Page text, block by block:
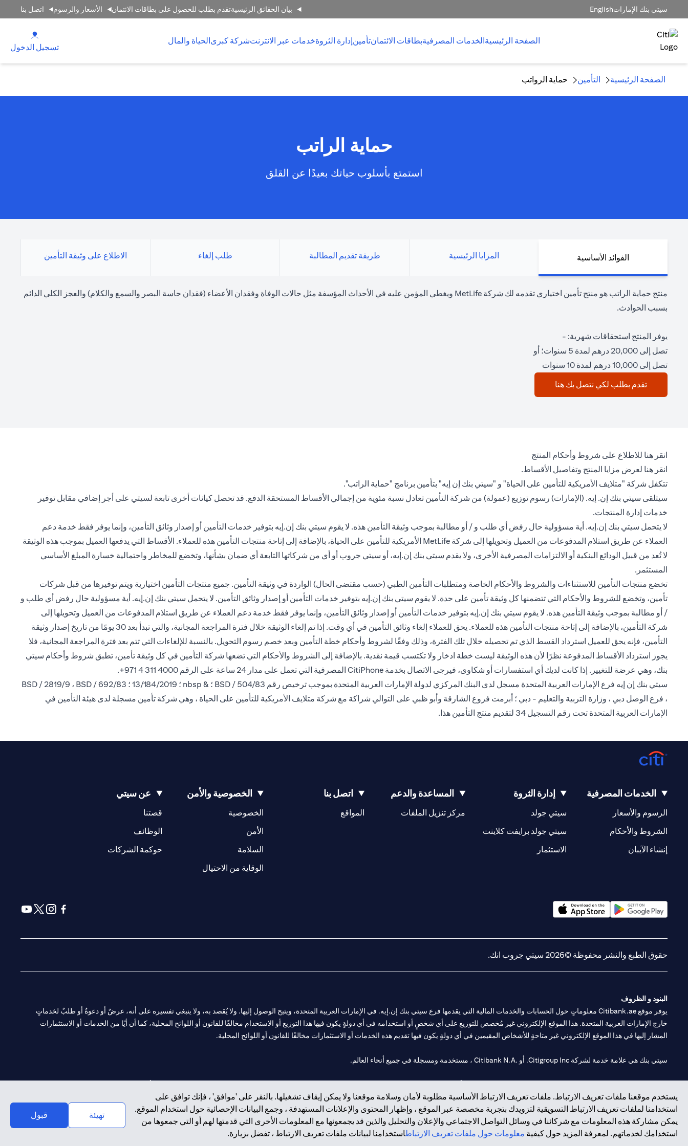
سيتي بنك الإماراتEnglish بيان الحقائق الرئيسيةتقدم بطلب للحصول على بطاقات الائتمان الأسعار والرسوم اتصل بنا
الصفحة الرئيسيةالخدمات المصرفيةبطاقات الائتمانتأمينإدارة الثروةخدمات عبر الانترنتشركة كبرىالحياة والمال
تسجيل الدخول
الصفحة الرئيسية التأمين حماية الرواتب
حماية الراتب
استمتع بأسلوب حياتك بعيدًا عن القلق
الفوائد الأساسية المزايا الرئيسية طريقة تقديم المطالبة طلب إلغاء الاطلاع على وثيقة التأمين
منتج حماية الراتب هو منتج تأمين اختياري تقدمه لك شركة MetLife ويغطي المؤمن عليه في الأحداث المؤسفة مثل حالات الوفاة وفقدان الأعضاء (فقدان حاسة البصر والسمع والكلام) والعجز الكلي الدائم
بسبب الحوادث.
يوفر المنتج استحقاقات شهرية: -
تصل إلى 20,000 درهم لمدة 5 سنوات؛ أو
تصل إلى 10,000 درهم لمدة 10 سنوات
تقدم بطلب لكي نتصل بك هنا
انقر هنا (opens in a new tab)للاطلاع على شروط وأحكام المنتج
انقر هنا (opens in a new tab)لعرض مزايا المنتج وتفاصيل الأقساط.
تتكفل شركة "متلايف الأمريكية للتأمين على الحياة" و "سيتي بنك إن إيه" بتأمين برنامج "حماية الراتب".
سيتلقى سيتي بنك إن. إيه. (الإمارات) رسوم توزيع (عمولة) من شركة التأمين تعادل نسبة مئوية من إجمالي الأقساط المستحقة الدفع. قد تحصل كيانات أخرى تابعة لسيتي على أجر إضافي مقابل توفير
خدمات إدارة المنتجات.
لا يتحمل سيتي بنك إن.إيه. أية مسؤولية حال رفض أي طلب و / أو مطالبة بموجب وثيقة التأمين هذه. لا يقوم سيتي بنك إن.إيه بتوفير خدمات التأمين أو إصدار وثائق التأمين، وإنما يوفر فقط خدمة دعم
العملاء عن طريق استلام المدفوعات من العميل وتحويلها إلى شركة MetLife الأمريكية للتأمين على الحياة، بالإضافة إلى إتاحة منتجات التأمين هذه للعملاء. الأقساط التي يدفعها العميل بموجب هذه الوثيقة
لا تُعد من قبيل الودائع البنكية أو الالتزامات المصرفية الأخرى، ولا يقدم سيتي بنك إن.إيه، أو سيتي جروب أو أي من شركاتها التابعة أي ضمان بشأنها، وتخضع للمخاطر واحتمالية خسارة المبلغ الأساسي
المستثمر.
تخضع منتجات التأمين للاستثناءات والشروط والأحكام الخاصة ومتطلبات التأمين الطبي (حسب مقتضى الحال) الواردة في وثيقة التأمين. جميع منتجات التأمين اختيارية ويتم توفيرها من قبل شركات
تأمين، وتخضع للشروط والأحكام التي تتضمنها كل وثيقة تأمين على حدة. لا يقوم سيتي بنك إن.إيه بتوفير خدمات التأمين أو إصدار وثائق التأمين. لا يتحمل سيتي بنك إن.إيه. أية مسؤولية حال رفض أي طلب و
/ أو مطالبة بموجب وثيقة التأمين هذه. لا يقوم سيتي بنك إن.إيه بتوفير خدمات التأمين أو إصدار وثائق التأمين، وإنما يوفر فقط خدمة دعم العملاء عن طريق استلام المدفوعات من العميل وتحويلها إلى
شركة التأمين، بالإضافة إلى إتاحة منتجات التأمين هذه للعملاء. يحق للعملاء إلغاء وثائق التأمين في أي وقت. إذا تم إلغاء الوثيقة خلال فترة المراجعة المجانية، والتي تبدأ بعد 30 يومًا من تاريخ إصدار وثيقة
التأمين، فإنه يحق للعميل استرداد القسط الذي تم تحصيله خلال تلك الفترة، وذلك وفقًا لشروط وأحكام خطة التأمين وبعد خصم رسوم التحويل. بالنسبة للإلغاءات التي تتم بعد فترة المراجعة المجانية، فلا
يجوز استرداد الأقساط المدفوعة نظرًا لأن هذه الوثيقة ليست خطة ادخار ولا تكتسب قيمة نقدية. بالإضافة إلى الشروط والأحكام التي تضعها شركة التأمين في كل وثيقة تأمين، تطبق شروط وأحكام سيتي
بنك، وهي عرضة للتغيير. إذا كانت لديك أي استفسارات أو شكاوى، فيرجى الاتصال بخدمة CitiPhone
المصرفية التي تعمل على مدار 24 ساعة على
الرقم 4000 311 4 971+.
سيتي بنك إن إيه فرع الإمارات العربية المتحدة مسجل لدى البنك المركزي لدولة الإمارات العربية المتحدة بموجب ترخيص رقم BSD / 504/83 ؛ & nbsp ؛ 13/184/2019 ؛ BSD / 2819/9 ، BSD / 692/83
، فرع الوصل دبي ، وزارة التربية والتعليم - دبي ؛ أبرمت فروع الشارقة وأبو ظبي على التوالي شراكة مع شركة متلايف الأمريكية للتأمين على الحياة ، وهي شركة تأمين مسجلة لدى هيئة التأمين في
الإمارات العربية المتحدة تحت رقم التسجيل 34 لتقديم منتج التأمين هذا.
يستخدم موقعنا ملفات تعريف الارتباط. ملفات تعريف الارتباط الأساسية مطلوبة لأمان وسلامة موقعنا ولا يمكن إيقاف تشغيلها. بالنقر على 'موافق' ، فإنك توافق على
استخدامنا لملفات تعريف الارتباط التسويقية لتزويدك بتجربة مخصصة عبر الموقع ، وإظهار المحتوى والإعلانات المستهدفة ، وجمع البيانات الإحصائية حول استخدام الموقع.
يمكن مشاركة هذه المعلومات مع شركائنا في وسائل التواصل الاجتماعي والإعلان والتحليل والذين قد يجمعونها مع المعلومات الأخرى التي قدمتها لهم أو التي جمعوها من
استخدامك لخدماتهم. لمعرفة المزيد حول كيفية معلومات حول ملفات تعريف الارتباطاستخدامنا لبيانات ملفات تعريف الارتباط ، تفضل بزيارة.
تهيئة قبول
الخدمات المصرفية
الرسوم والأسعار
الشروط والأحكام
إنشاء الآيبان
إدارة الثروة
سيتي جولد
سيتي جولد برايفت كلاينت
الاستثمار
المساعدة والدعم
مركز تنزيل الملفات
اتصل بنا
المواقع
(opens in a new tab)
الخصوصية والأمن
الخصوصية
الأمن
السلامة
الوقاية من الاحتيال
عن سيتي
قصتنا
(opens in a new tab)
الوظائف
(opens in a new tab)
حوكمة الشركات
(opens in a new tab)
حقوق الطبع والنشر محفوظة ©2026 سيتي جروب انك.
البنود و الظروف
يوفر موقع Citibank.ae معلوماتٍ حول الحسابات والخدمات المالية التي يقدمها فرع سيتي بنك إن.إيه. في الإمارات العربية المتحدة، ويتيح الوصول إليها. ولا يُقصد به، ولا ينبغي تفسيره على أنه، عرضٌ أو دعوةٌ أو طلبٌ لخدماتٍ
خارج الإمارات العربية المتحدة. هذا الموقع الإلكتروني غير مُخصص للتوزيع على أي شخصٍ أو استخدامه في أي دولةٍ يكون فيها هذا التوزيع أو الاستخدام مخالفًا للقانون أو اللوائح المحلية، كما أن أيًا من الخدمات أو الاستثمارات
المشار إليها في هذا الموقع الإلكتروني غير متاحةٍ للأشخاص المقيمين في أي دولةٍ يكون فيها تقديم هذه الخدمات أو الاستثمارات مخالفًا للقانون أو اللوائح المحلية.
سيتي بنك هي علامة خدمة لشركة Citigroup Inc. أو .Citibank N.A ، مستخدمة ومسجلة في جميع أنحاء العالم.
فرع سيتي بنك إن إيه - الإمارات العربية المتحدة مرخص من مصرف الإمارات العربية المتحدة المركزي كفرع لبنك أجنبي.
وسيط تداول في الأسواق الدولية بموجب ترخيص رقم 20200000198 ج) إدارة المحافظ بموجب ترخيص رقم 20200000240 د) الحفظ بموجب ترخيص رقم 602003.
حقوق الطبع والنشر محفوظة ©2026 سيتي جروب انك.